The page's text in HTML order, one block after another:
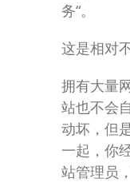
务“。
这是相对
拥有大量
站也不会
动坏，但
一起，你
站管理员